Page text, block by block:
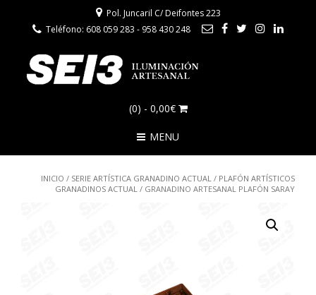
Pol. Juncaril C/ Deifontes 223
Teléfono: 608 059 283 - 958 430 248
(0) - 0,00€
MENU
INICIO / SERIE ARTÍSTICA GRANADINO ACTUAL / PLAFÓN ARTÍSTICOS
GRANADINOS ACTUAL / GRANADINO ARTESANAL PLAFÓN SARAY